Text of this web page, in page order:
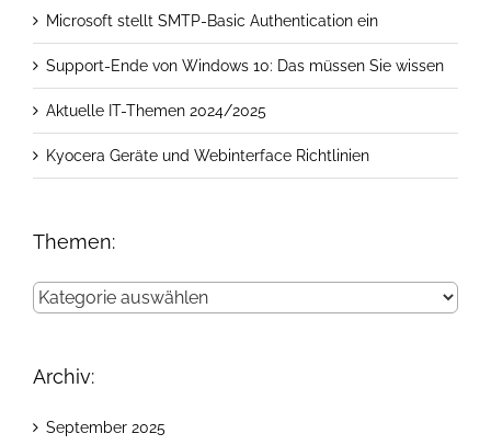
Microsoft stellt SMTP-Basic Authentication ein
Support-Ende von Windows 10: Das müssen Sie wissen
Aktuelle IT-Themen 2024/2025
Kyocera Geräte und Webinterface Richtlinien
Themen:
Themen:
Archiv:
September 2025